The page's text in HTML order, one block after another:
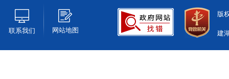
联系我们 网站地图
版
建